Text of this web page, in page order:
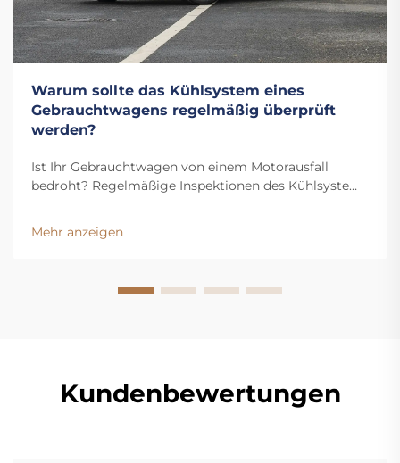
Warum sollte das Kühlsystem eines
Gebrauchtwagens regelmäßig überprüft
werden?
Ist Ihr Gebrauchtwagen von einem Motorausfall
bedroht? Regelmäßige Inspektionen des Kühlsystems
und verlängern die Lebensdauer Ihres Fahrzeugs.
Erfahren Sie jetzt die wichtigsten Vorteile.
Mehr anzeigen
Kundenbewertungen